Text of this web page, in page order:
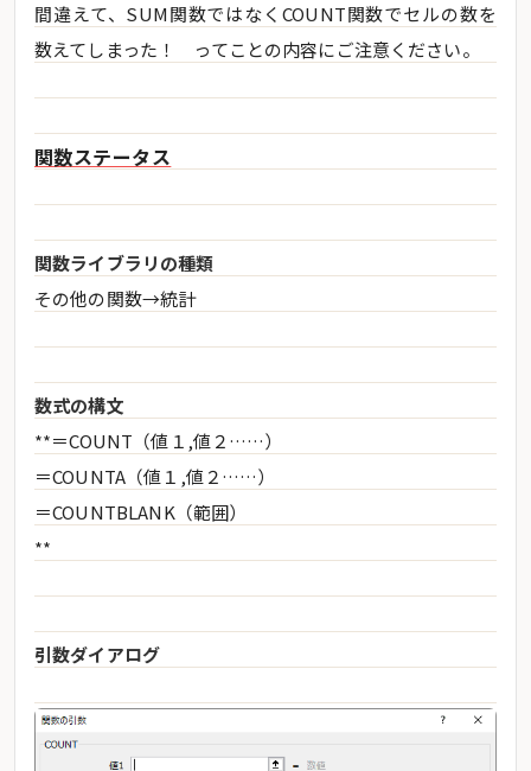
間違えて、SUM関数ではなくCOUNT関数でセルの数を
数えてしまった！ ってことの内容にご注意ください。
関数ステータス
関数ライブラリの種類
その他の関数→統計
数式の構文
**＝COUNT（値１,値２……）
＝COUNTA（値１,値２……）
＝COUNTBLANK（範囲）
**
引数ダイアログ